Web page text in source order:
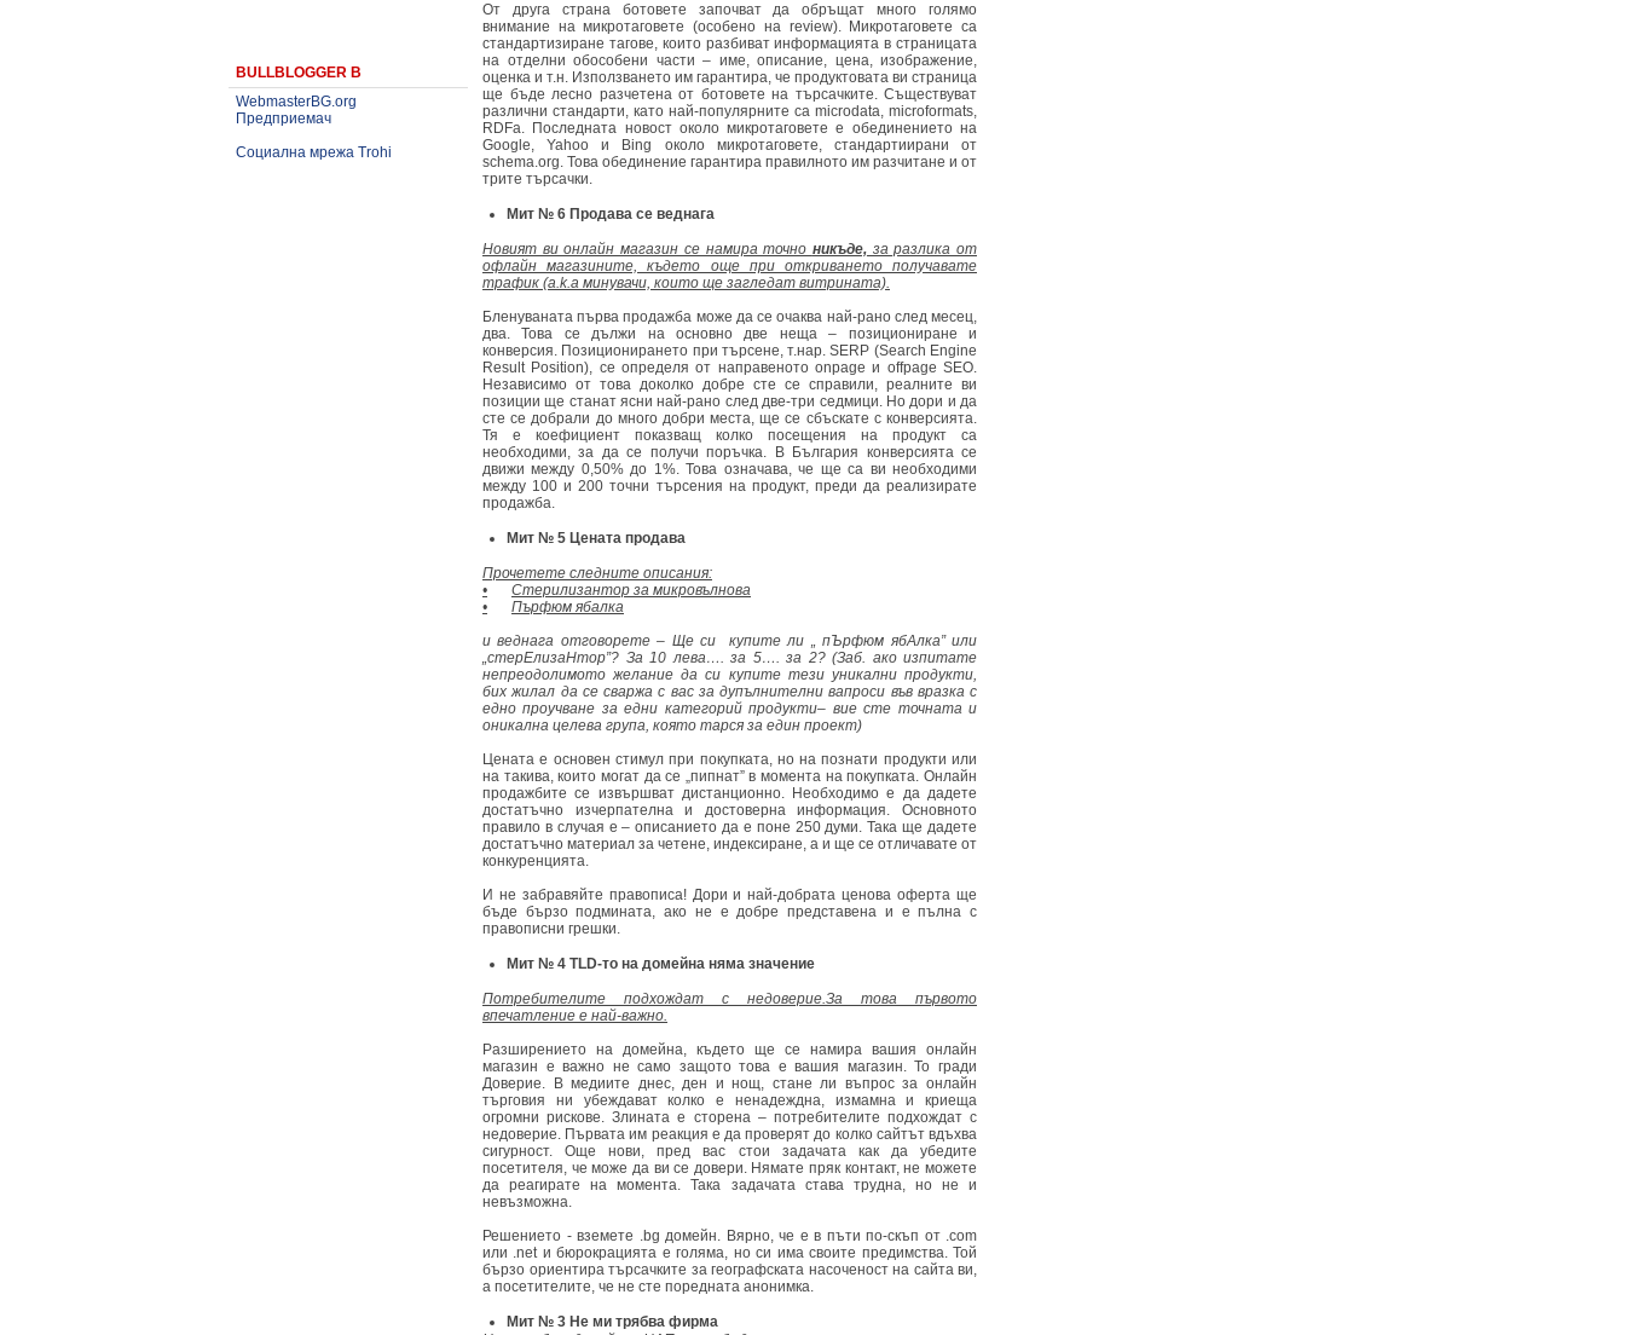
BULLBLOGGER В
WebmasterBG.org
Предприемач
Социална мрежа Trohi
От друга страна ботовете започват да обръщат много голямо
внимание на микротаговете (особено на review). Микротаговете са
стандартизиране тагове, които разбиват информацията в страницата
на отделни обособени части – име, описание, цена, изображение,
оценка и т.н. Използването им гарантира, че продуктовата ви страница
ще бъде лесно разчетена от ботовете на търсачките. Съществуват
различни стандарти, като най-популярните са microdata, microformats,
RDFa. Последната новост около микротаговете е обединението на
Google, Yahoo и Bing около микротаговете, стандартиирани от
schema.org. Това обединение гарантира правилното им разчитане и от
трите търсачки.
Мит № 6 Продава се веднага
Новият ви онлайн магазин се намира точно никъде,за разлика от
офлайн магазините, където още при откриването получавате
трафик (a.k.a минувачи, които ще загледат витрината).
Бленуваната първа продажба може да се очаква най-рано след месец,
два. Това се дължи на основно две неща – позициониране и
конверсия. Позиционирането при търсене, т.нар. SERP (Search Engine
Result Position), се определя от направеното onpage и offpage SEO.
Независимо от това доколко добре сте се справили, реалните ви
позиции ще станат ясни най-рано след две-три седмици. Но дори и да
сте се добрали до много добри места, ще се сбъскате с конверсията.
Тя е коефициент показващ колко посещения на продукт са
необходими, за да се получи поръчка. В България конверсията се
движи между 0,50% до 1%. Това означава, че ще са ви необходими
между 100 и 200 точни търсения на продукт, преди да реализирате
продажба.
Мит № 5 Цената продава
Прочетете следните описания:
•
Стерилизантор за микровълнова
•
Пърфюм ябалка
и веднага отговорете – Ще си купите ли „ пЪрфюм ябАлка” или
„стерЕлизаНтор”? За 10 лева…. за 5…. за 2? (Заб. ако изпитате
непреодолимото желание да си купите тези уникални продукти,
бих жилал да се сваржа с вас за дупълнителни вапроси във вразка с
едно проучване за едни категорий продукти– вие сте точната и
оникална целева група, която тарся за един проект)
Цената е основен стимул при покупката, но на познати продукти или
на такива, които могат да се „пипнат” в момента на покупката. Онлайн
продажбите се извършват дистанционно. Необходимо е да дадете
достатъчно изчерпателна и достоверна информация. Основното
правило в случая е – описанието да е поне 250 думи. Така ще дадете
достатъчно материал за четене, индексиране, а и ще се отличавате от
конкуренцията.
И не забравяйте правописа! Дори и най-добрата ценова оферта ще
бъде бързо подмината, ако не е добре представена и е пълна с
правописни грешки.
Мит № 4 TLD-то на домейна няма значение
Потребителите подхождат с недоверие.За това първото
впечатление е най-важно.
Разширението на домейна, където ще се намира вашия онлайн
магазин е важно не само защото това е вашия магазин. То гради
Доверие. В медиите днес, ден и нощ, стане ли въпрос за онлайн
търговия ни убеждават колко е ненадеждна, измамна и криеща
огромни рискове. Злината е сторена – потребителите подхождат с
недоверие. Първата им реакция е да проверят до колко сайтът вдъхва
сигурност. Още нови, пред вас стои задачата как да убедите
посетителя, че може да ви се довери. Нямате пряк контакт, не можете
да реагирате на момента. Така задачата става трудна, но не и
невъзможна.
Решението - вземете .bg домейн. Вярно, че е в пъти по-скъп от .com
или .net и бюрокрацията е голяма, но си има своите предимства. Той
бързо ориентира търсачките за географската насоченост на сайта ви,
а посетителите, че не сте поредната анонимка.
Мит № 3 Не ми трябва фирма